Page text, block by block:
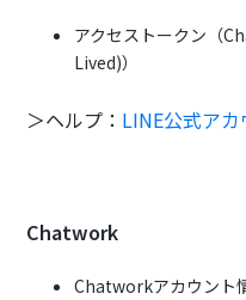
アクセストークン（
Lived)）
＞ヘルプ： LINE公式ア
Chatwork
Chatworkアカウント